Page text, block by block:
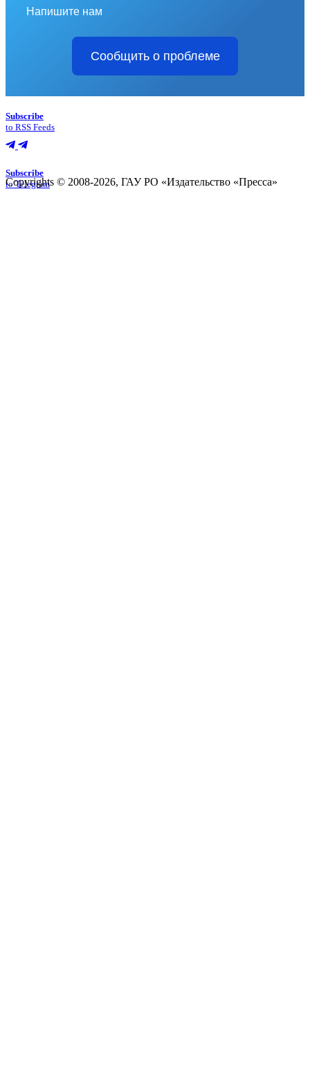
Напишите нам
Сообщить о проблеме
Subscribe
to RSS Feeds
Subscribe
to Telegram
Copyrights © 2008-2026, ГАУ РО «Издательство «Пресса»